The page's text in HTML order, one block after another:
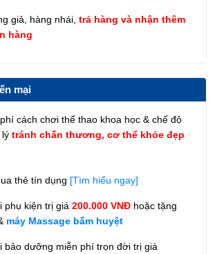
giả, hàng nhái, trả hàng và nhận thêm
hàng
mại
cách chơi thể thao khoa học & chế độ
tránh chấn thương, cơ thể khỏe đẹp
thẻ tín dụng [Tìm hiểu ngay]
phụ kiện trị giá 200.000 VNĐ hoặc tặng
máy Massage bấm huyệt
bảo dưỡng miễn phí trọn đời trị giá